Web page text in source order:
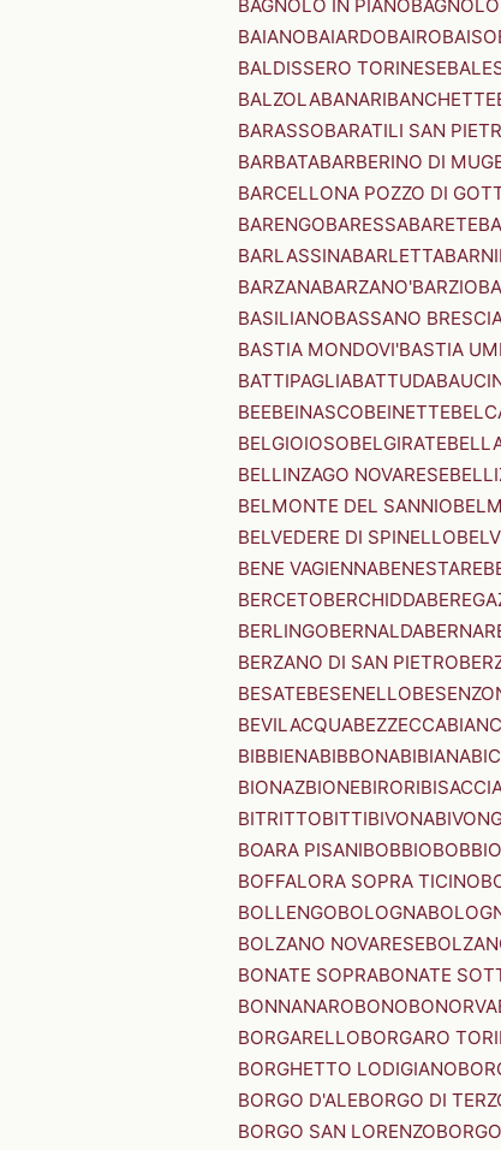
BAGNOLO IN PIANO
BAIANOBAIARDOBAIROBAISO
BALDISSERO TORINESE
BALZOLABANARIBANCHETTE
BARASSOBARATILI SAN
BARBATABARBERINO DI
BARCELLONA POZZO DI
BARENGOBARESSABARETE
BARLASSINABARLETTABARNI
BARZANABARZANO'BARZIO
BASILIANOBASSANO
BASTIA MONDOVI'BASTIA
BATTIPAGLIABATTUDA
BEEBEINASCOBEINETTE
BELGIOIOSOBELGIRATE
BELLINZAGO NOVARESE
BELMONTE DEL SANNIO
BELVEDERE DI SPINELLO
BENE VAGIENNABENESTARE
BERCETOBERCHIDDA
BERLINGOBERNALDA
BERZANO DI SAN PIETRO
BESATEBESENELLO
BEVILACQUABEZZECCA
BIBBIENABIBBONABIBIANA
BIONAZBIONEBIRORI
BITRITTOBITTIBIVONA
BOARA PISANIBOBBIO
BOFFALORA SOPRA TICINO
BOLLENGOBOLOGNA
BOLZANO NOVARESE
BONATE SOPRABONATE
BONNANAROBONOBONORVA
BORGARELLOBORGARO
BORGHETTO LODIGIANO
BORGO D'ALEBORGO DI
BORGO SAN LORENZO